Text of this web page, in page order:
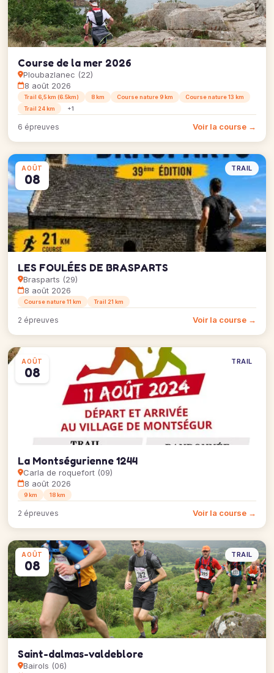
Course de la mer 2026
Ploubazlanec (22)
8 août 2026
Trail 6,5 km (6.5km) 8 km Course nature 9 km
Course nature 13 km
Trail 24 km
+1
6 épreuves Voir la course →
AOÛT
08
TRAIL
LES FOULÉES DE BRASPARTS
Brasparts (29)
8 août 2026
Course nature 11 km Trail 21 km
2 épreuves Voir la course →
AOÛT
08
TRAIL
La Montségurienne 1244
Carla de roquefort (09)
8 août 2026
9 km 18 km
2 épreuves Voir la course →
AOÛT
08
TRAIL
Saint-dalmas-valdeblore
Bairols (06)